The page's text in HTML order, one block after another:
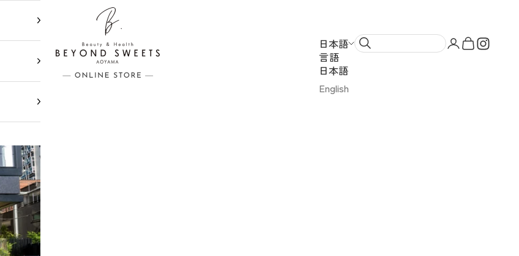
BEYOND SWEETS公式サイト（ビヨンドスイーツ）
日本語
言語
日本語
English
アカウントペ
カートを開